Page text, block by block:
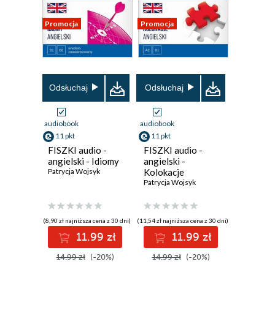
Promocja
Odsłuchaj
audiobook
11 pkt
FISZKI audio -
angielski - Idiomy
Patrycja Wojsyk
(8,90 zł najniższa cena z 30 dni)
11.99 zł
14.99 zł (-20%)
Promocja
Odsłuchaj
audiobook
11 pkt
FISZKI audio -
angielski -
Kolokacje
Patrycja Wojsyk
(11,54 zł najniższa cena z 30 dni)
11.99 zł
14.99 zł (-20%)